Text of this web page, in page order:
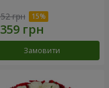
грн
Замовити